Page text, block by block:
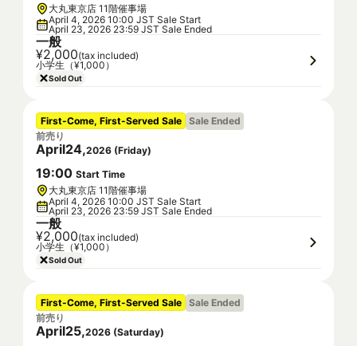
大丸東京店 11階催事場
April 4, 2026 10:00 JST Sale Start
April 23, 2026 23:59 JST Sale Ended
一般
¥2,000(tax included)
小学生（¥1,000）
Sold Out
First-Come, First-Served Sale Sale Ended
前売り
April24,2026 (Friday)
19:00 Start Time
大丸東京店 11階催事場
April 4, 2026 10:00 JST Sale Start
April 23, 2026 23:59 JST Sale Ended
一般
¥2,000(tax included)
小学生（¥1,000）
Sold Out
First-Come, First-Served Sale Sale Ended
前売り
April25,2026 (Saturday)